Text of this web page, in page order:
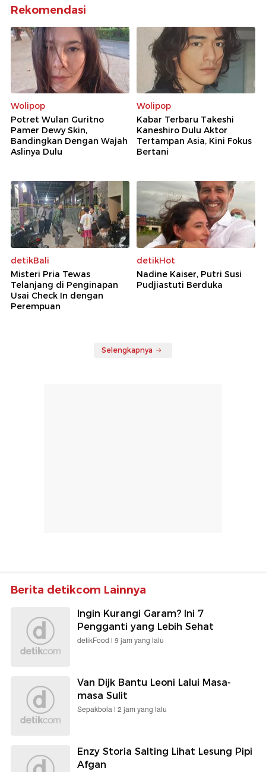
Rekomendasi
Wolipop
Potret Wulan Guritno
Pamer Dewy Skin,
Bandingkan Dengan Wajah
Aslinya Dulu
Wolipop
Kabar Terbaru Takeshi
Kaneshiro Dulu Aktor
Tertampan Asia, Kini Fokus
Bertani
detikBali
Misteri Pria Tewas
Telanjang di Penginapan
Usai Check In dengan
Perempuan
detikHot
Nadine Kaiser, Putri Susi
Pudjiastuti Berduka
Selengkapnya
Berita detikcom Lainnya
Ingin Kurangi Garam? Ini 7
Pengganti yang Lebih Sehat
detikFood | 9 jam yang lalu
Van Dijk Bantu Leoni Lalui Masa-
masa Sulit
Sepakbola | 2 jam yang lalu
Enzy Storia Salting Lihat Lesung Pipi
Afgan